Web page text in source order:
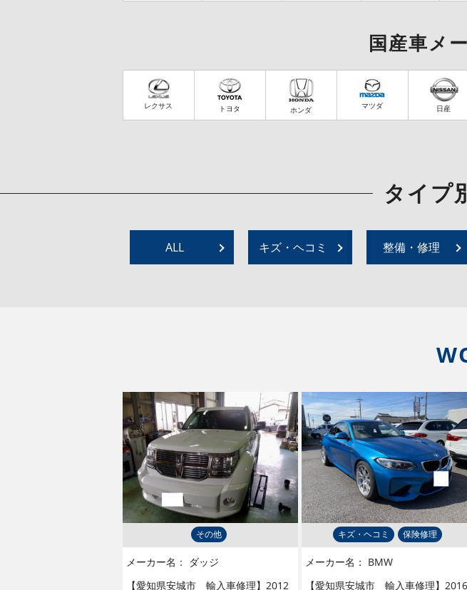
国産車メ
レクサス トヨタ ホンダ マツダ 日産
タイプ
ALL キズ・ヘコミ 整備・修理
その他
メーカー名：
ダッジ
【愛知県安城市 輸入車修理】2012
キズ・ヘコミ 保険修理
メーカー名： BMW
【愛知県安城市 輸入車修理】2016